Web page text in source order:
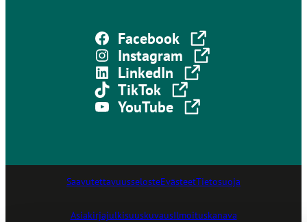
Facebook
Linkki vie ulkoiselle sivustolle
Instagram
Linkki vie ulkoiselle sivustolle
LinkedIn
Linkki vie ulkoiselle sivustolle
TikTok
Linkki vie ulkoiselle sivustolle
YouTube
Linkki vie ulkoiselle sivustolle
SaavutettavuusselosteEvästeetTietosuoja
AsiakirjajulkisuuskuvausIlmoituskanava